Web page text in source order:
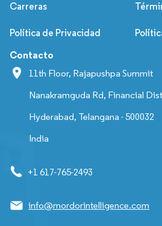
Carreras
Política de Privacidad
Contacto
11th Floor, Rajapushpa Summit
Nanakramguda Rd, Financial
Hyderabad, Telangana - 500032
India
+1 617-765-2493
info@mordorintelligence.com